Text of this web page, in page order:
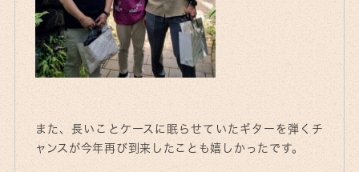
また、長いことケースに眠らせていたギターを弾くチ
ャンスが今年再び到来したことも嬉しかったです。